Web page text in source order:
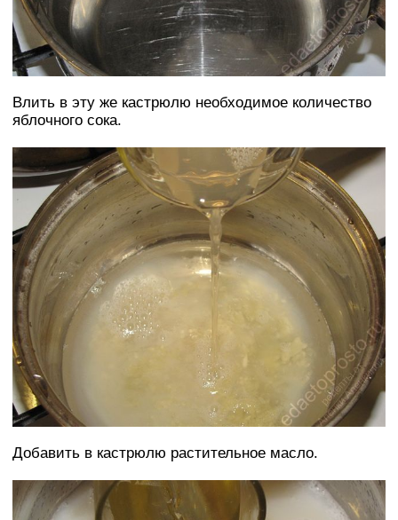
Влить в эту же кастрюлю необходимое количество
яблочного сока.
Добавить в кастрюлю растительное масло.